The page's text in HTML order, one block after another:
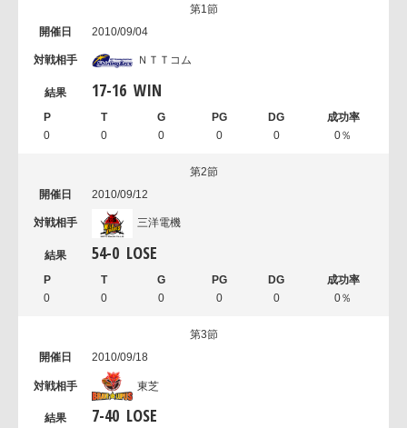
第1節
2010/09/04
ＮＴＴコム
17-16 WIN
0 0 0 0 0 0％
第2節
2010/09/12
三洋電機
54-0 LOSE
0 0 0 0 0 0％
第3節
2010/09/18
東芝
7-40 LOSE